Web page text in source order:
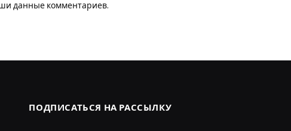
данные комментариев.
ПОДПИСАТЬСЯ НА РАССЫЛКУ